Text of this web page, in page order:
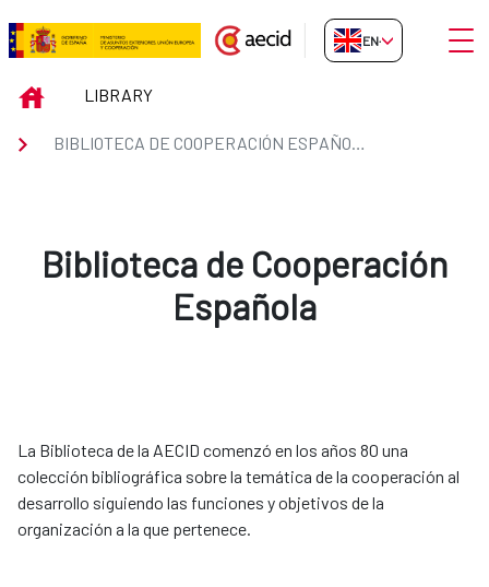
Skip to Main Content
Biblioteca de Cooperación
EN-GB
INICIOLIBRARY
BIBLIOTECA DE COOPERACIÓN ESPAÑOLA
Biblioteca de Cooperación
Española
La Biblioteca de la AECID comenzó en los años 80 una
colección bibliográfica sobre la temática de la cooperación al
desarrollo siguiendo las funciones y objetivos de la
organización a la que pertenece.